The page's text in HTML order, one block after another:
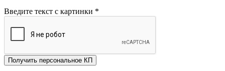
Введите текст с картинки *
Получить персональное КП